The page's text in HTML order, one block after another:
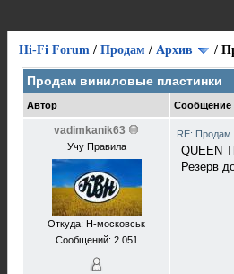
Hi-Fi Forum / Продам / Архив /
Продам виниловые пластинки
Автор Сообщение
vadimkanik63
Учу Правила
Откуда: Н-московськ
Сообщений: 2 051
RE: Продам
QUEEN
Резерв